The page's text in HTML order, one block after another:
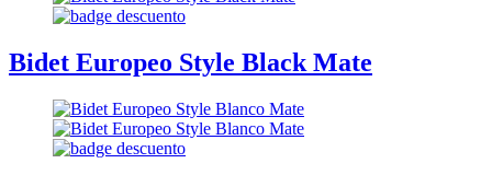
Bidet Europeo Style Black Mate